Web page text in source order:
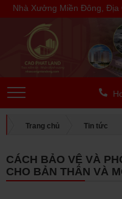
Nhà Xưởng Miền Đông, Địa
Trang chủ Tin tức
MỌI NGƯỜI
CÁCH BẢO VỆ VÀ
CHO BẢN THÂN VÀ